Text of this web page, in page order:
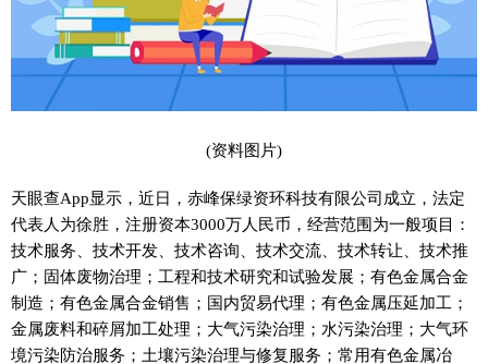
(资料图片)
天眼查App显示，近日，赤峰保绿资环科技有限公司成立，法定
代表人为徐胜，注册资本3000万人民币，经营范围为一般项目：
技术服务、技术开发、技术咨询、技术交流、技术转让、技术推
广；固体废物治理；工程和技术研究和试验发展；有色金属合金
制造；有色金属合金销售；国内贸易代理；有色金属压延加工；
金属废料和碎屑加工处理；大气污染治理；水污染治理；大气环
境污染防治服务；土壤污染治理与修复服务；常用有色金属冶